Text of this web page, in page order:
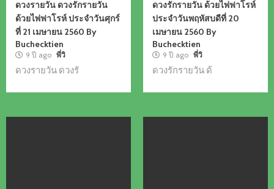
ดวงรายวัน ดวงรักรายวัน
ด้วยไพ่ฟาโรห์ ประจำวันศุกร์
ที่ 21 เมษายน 2560 By
Buchecktien
9 ปี ago พี่วิ
ดวงรายวัน ดวงรั
ดวงรักรายวัน ด้วยไพ่ฟาโรห์
ประจำวันพฤหัสบดีที่ 20
เมษายน 2560 By
Buchecktien
9 ปี ago พี่วิ
ดวงรักรายวัน ด้